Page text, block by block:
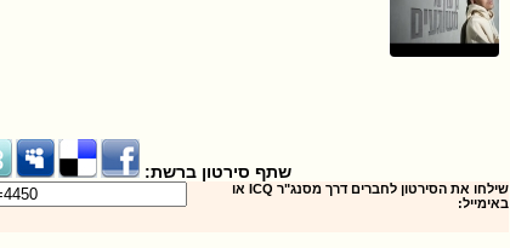
שתף סירטון ברשת:
שילחו את הסירטון לחברים דרך מסנג"ר ICQ או
באימייל: